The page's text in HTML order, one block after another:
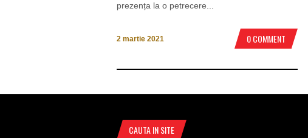
prezența la o petrecere...
2 martie 2021 0 COMMENT
CAUTA IN SITE